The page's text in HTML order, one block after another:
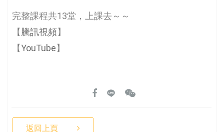
完整課程共13堂，上課去～～
【騰訊視頻】
【YouTube】
返回上頁